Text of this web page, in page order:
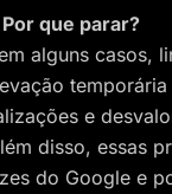
Por que parar?
alguns casos,
e
disso, essas
do Google e